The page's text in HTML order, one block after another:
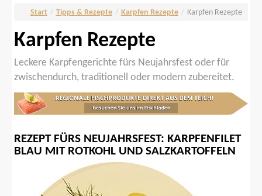
Start / Tipps & Rezepte / Karpfen Rezepte / Karpfen Rezepte
Karpfen Rezepte
Leckere Karpfengerichte fürs Neujahrsfest oder für
zwischendurch, traditionell oder modern zubereitet.
REZEPT FÜRS NEUJAHRSFEST: KARPFENFILET
BLAU MIT ROTKOHL UND SALZKARTOFFELN